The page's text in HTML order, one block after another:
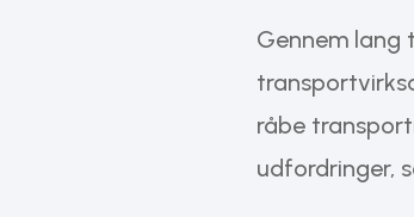
Gennem lang
råbe
udfordringer,